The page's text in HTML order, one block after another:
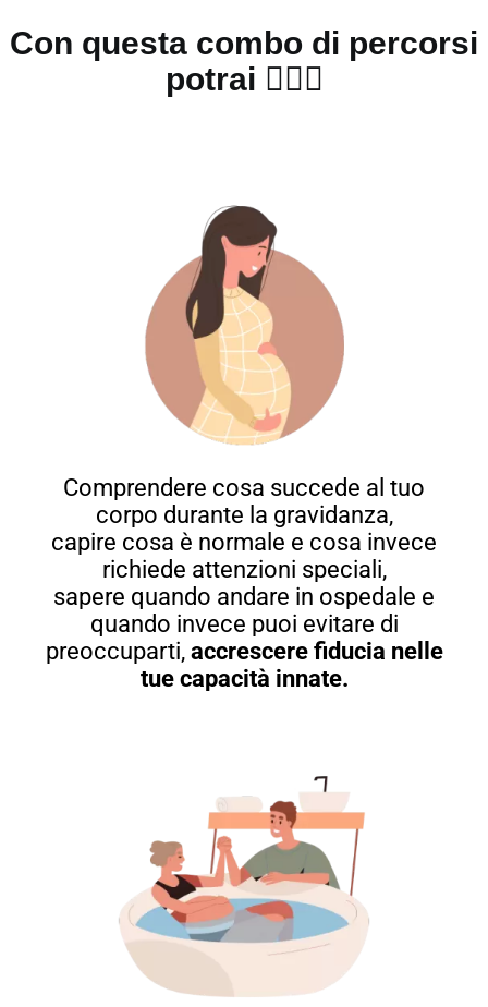
Con questa combo di percorsi
potrai 🦹🏻‍♀️
Comprendere cosa succede al tuo
corpo durante la gravidanza,
capire cosa è normale e cosa invece
richiede attenzioni speciali,
sapere quando andare in ospedale e
quando invece puoi evitare di
preoccuparti, accrescere fiducia nelle
tue capacità innate.